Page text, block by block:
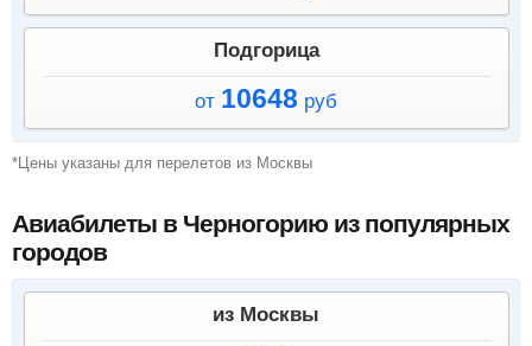
Подгорица
от 10648 руб
*Цены указаны для перелетов из Москвы
Авиабилеты в Черногорию из популярных
городов
из Москвы